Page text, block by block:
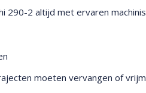
290-2 altijd met ervaren
moeten vervangen of